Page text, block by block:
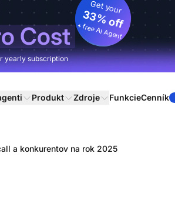
Cost
Get your
33% off
+ free AI Agent
yearly subscription
Produkt Zdroje FunkcieCenník
a konkurentov na rok 2025